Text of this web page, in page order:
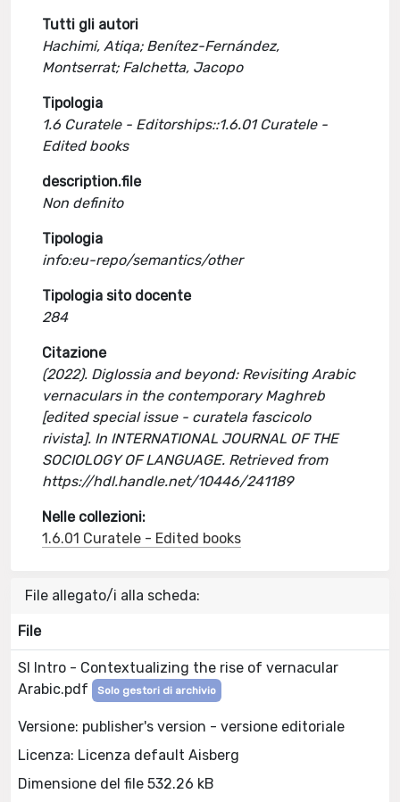
Tutti gli autori
Hachimi, Atiqa; Benítez-Fernández,
Montserrat; Falchetta, Jacopo
Tipologia
1.6 Curatele - Editorships::1.6.01 Curatele -
Edited books
description.file
Non definito
Tipologia
info:eu-repo/semantics/other
Tipologia sito docente
284
Citazione
(2022). Diglossia and beyond: Revisiting Arabic
vernaculars in the contemporary Maghreb
[edited special issue - curatela fascicolo
rivista]. In INTERNATIONAL JOURNAL OF THE
SOCIOLOGY OF LANGUAGE. Retrieved from
https://hdl.handle.net/10446/241189
Nelle collezioni:
1.6.01 Curatele - Edited books
File allegato/i alla scheda:
File
SI Intro - Contextualizing the rise of vernacular
Arabic.pdf
Solo gestori di archivio
Versione: publisher's version - versione editoriale
Licenza: Licenza default Aisberg
Dimensione del file 532.26 kB